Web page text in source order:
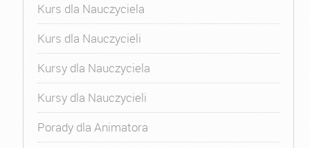
Kurs dla Nauczyciela
Kurs dla Nauczycieli
Kursy dla Nauczyciela
Kursy dla Nauczycieli
Porady dla Animatora